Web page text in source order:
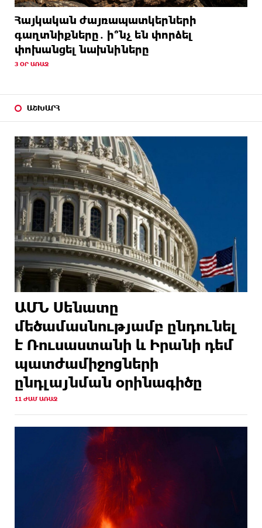
Հայկական ժայռապատկերների
գաղտնիքները․ ի՞նչ են փորձել
փոխանցել նախնիները
3 ՕՐ ԱՌԱՋ
ԱՇԽԱՐՀ
ԱՄՆ Սենատը
մեծամասնությամբ ընդունել
է Ռուսաստանի և Իրանի դեմ
պատժամիջոցների
ընդլայնման օրինագիծը
11 ԺԱՄ ԱՌԱՋ